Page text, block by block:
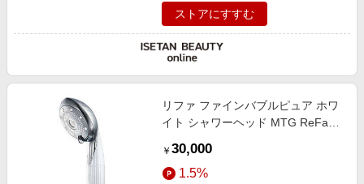
ストアにすすむ
リファ ファインバブルピュア ホワ
イト シャワーヘッド MTG ReFa
イト RSAM02B
￥ 30,000
1.5%